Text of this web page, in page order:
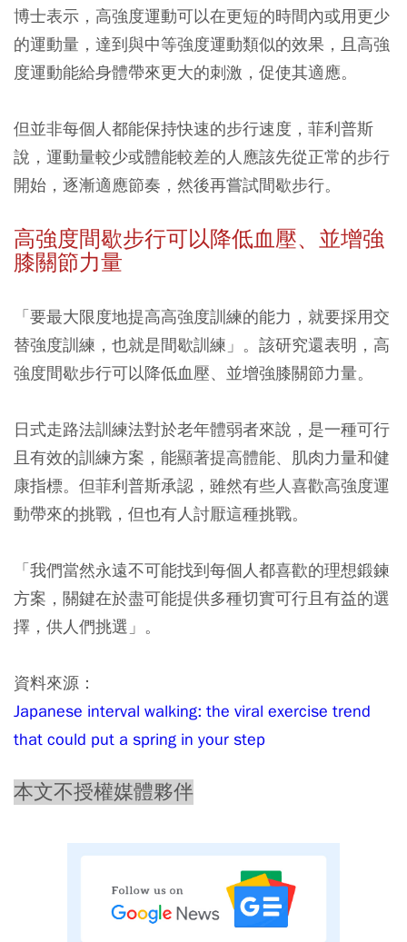
博士表示，高強度運動可以在更短的時間內或用更少
的運動量，達到與中等強度運動類似的效果，且高強
度運動能給身體帶來更大的刺激，促使其適應。
但並非每個人都能保持快速的步行速度，菲利普斯
說，運動量較少或體能較差的人應該先從正常的步行
開始，逐漸適應節奏，然後再嘗試間歇步行。
高強度間歇步行可以降低血壓、並增強
膝關節力量
「要最大限度地提高高強度訓練的能力，就要採用交
替強度訓練，也就是間歇訓練」。該研究還表明，高
強度間歇步行可以降低血壓、並增強膝關節力量。
日式走路法訓練法對於老年體弱者來說，是一種可行
且有效的訓練方案，能顯著提高體能、肌肉力量和健
康指標。但菲利普斯承認，雖然有些人喜歡高強度運
動帶來的挑戰，但也有人討厭這種挑戰。
「我們當然永遠不可能找到每個人都喜歡的理想鍛鍊
方案，關鍵在於盡可能提供多種切實可行且有益的選
擇，供人們挑選」。
資料來源：
Japanese interval walking: the viral exercise trend
that could put a spring in your step
本文不授權媒體夥伴